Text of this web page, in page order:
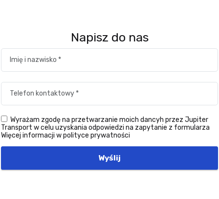
Napisz do nas
Wyrażam zgodę na przetwarzanie moich dancyh przez Jupiter
Transport w celu uzyskania odpowiedzi na zapytanie z formularza
Więcej informacji w polityce prywatności
Wyślij